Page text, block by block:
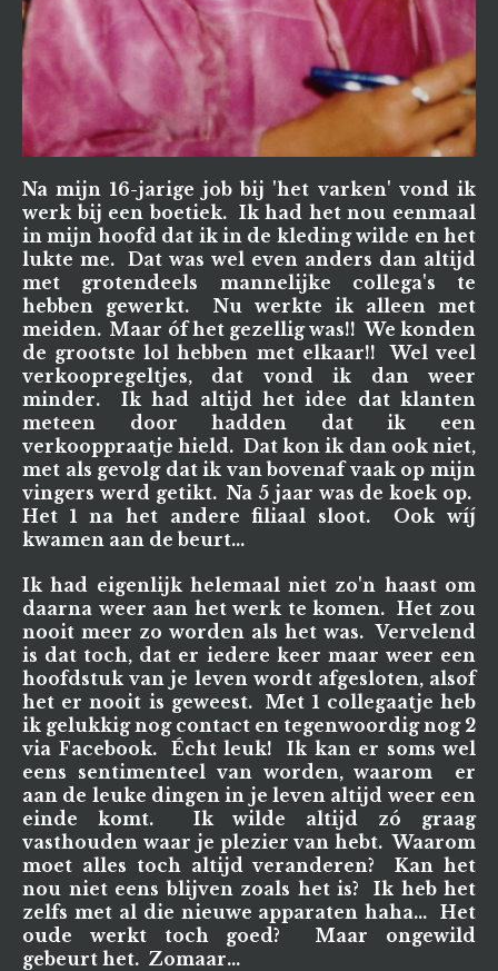
Na mijn 16-jarige job bij 'het varken' vond ik
werk bij een boetiek. Ik had het nou eenmaal
in mijn hoofd dat ik in de kleding wilde en het
lukte me. Dat was wel even anders dan altijd
met grotendeels mannelijke collega's te
hebben gewerkt. Nu werkte ik alleen met
meiden. Maar óf het gezellig was!! We konden
de grootste lol hebben met elkaar!! Wel veel
verkoopregeltjes, dat vond ik dan weer
minder. Ik had altijd het idee dat klanten
meteen door hadden dat ik een
verkooppraatje hield. Dat kon ik dan ook niet,
met als gevolg dat ik van bovenaf vaak op mijn
vingers werd getikt. Na 5 jaar was de koek op.
Het 1 na het andere filiaal sloot. Ook wíj
kwamen aan de beurt...
Ik had eigenlijk helemaal niet zo'n haast om
daarna weer aan het werk te komen. Het zou
nooit meer zo worden als het was. Vervelend
is dat toch, dat er iedere keer maar weer een
hoofdstuk van je leven wordt afgesloten, alsof
het er nooit is geweest. Met 1 collegaatje heb
ik gelukkig nog contact en tegenwoordig nog 2
via Facebook. Écht leuk! Ik kan er soms wel
eens sentimenteel van worden, waarom er
aan de leuke dingen in je leven altijd weer een
einde komt. Ik wilde altijd zó graag
vasthouden waar je plezier van hebt. Waarom
moet alles toch altijd veranderen? Kan het
nou niet eens blijven zoals het is? Ik heb het
zelfs met al die nieuwe apparaten haha... Het
oude werkt toch goed? Maar ongewild
gebeurt het. Zomaar...